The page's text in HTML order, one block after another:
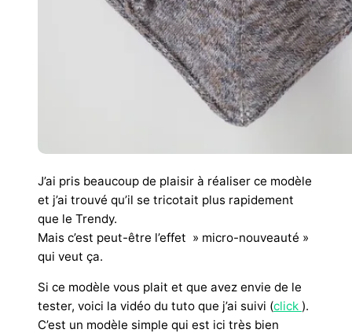
J’ai pris beaucoup de plaisir à réaliser ce modèle
et j’ai trouvé qu’il se tricotait plus rapidement
que le Trendy.
Mais c’est peut-être l’effet » micro-nouveauté »
qui veut ça.
Si ce modèle vous plait et que avez envie de le
tester, voici la vidéo du tuto que j’ai suivi (click ).
C’est un modèle simple qui est ici très bien